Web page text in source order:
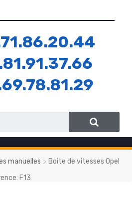
manuelles
Boite de vitesses Opel
F13